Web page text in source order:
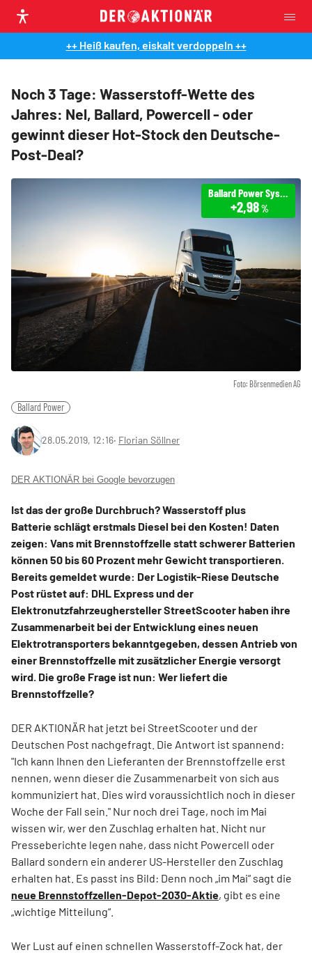
++ Heiß kaufen, eiskalt verdoppeln ++
Noch 3 Tage: Wasserstoff-Wette des
Jahres: Nel, Ballard, Powercell - oder
gewinnt dieser Hot-Stock den Deutsche-
Post-Deal?
Foto: Börsenmedien AG
Ballard Power Systems
+2,98%
Ballard Power
28.05.2019, 12:16‧ Florian Söllner
DER AKTIONÄR bei Google bevorzugen
Ist das der große Durchbruch? Wasserstoff plus
Batterie schlägt erstmals Diesel bei den Kosten! Daten
zeigen: Vans mit Brennstoffzelle statt schwerer Batterien
können 50 bis 60 Prozent mehr Gewicht transportieren.
Bereits gemeldet wurde: Der Logistik-Riese Deutsche
Post rüstet auf: DHL Express und der
Elektronutzfahrzeughersteller StreetScooter haben ihre
Zusammenarbeit bei der Entwicklung eines neuen
Elektrotransporters bekanntgegeben, dessen Antrieb von
einer Brennstoffzelle mit zusätzlicher Energie versorgt
wird. Die große Frage ist nun: Wer liefert die
Brennstoffzelle?
DER AKTIONÄR hat jetzt bei StreetScooter und der
Deutschen Post nachgefragt. Die Antwort ist spannend:
"Ich kann Ihnen den Lieferanten der Brennstoffzelle erst
nennen, wenn dieser die Zusammenarbeit von sich aus
kommuniziert hat. Dies wird voraussichtlich noch in dieser
Woche der Fall sein." Nur noch drei Tage, noch im Mai
wissen wir, wer den Zuschlag erhalten hat. Nicht nur
Presseberichte legen nahe, dass nicht Powercell oder
Ballard sondern ein anderer US-Hersteller den Zuschlag
erhalten hat. Es passt ins Bild: Denn noch „im Mai“ sagt die
neue Brennstoffzellen-Depot-2030-Aktie, gibt es eine
„wichtige Mitteilung“.
Wer Lust auf einen schnellen Wasserstoff-Zock hat, der